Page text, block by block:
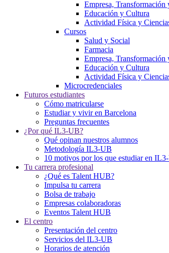
Empresa, Transformación
Educación y Cultura
Actividad Física y
Cursos
Salud y Social
Farmacia
Empresa, Transformación
Educación y Cultura
Actividad Física y
Microcredenciales
Futuros estudiantes
Cómo matricularse
Estudiar y vivir en Barcelona
Preguntas frecuentes
¿Por qué IL3-UB?
Qué opinan nuestros alumnos
Metodología IL3-UB
10 motivos por los que estudiar en
Tu carrera profesional
¿Qué es Talent HUB?
Impulsa tu carrera
Bolsa de trabajo
Empresas colaboradoras
Eventos Talent HUB
El centro
Presentación del centro
Servicios del IL3-UB
Horarios de atención